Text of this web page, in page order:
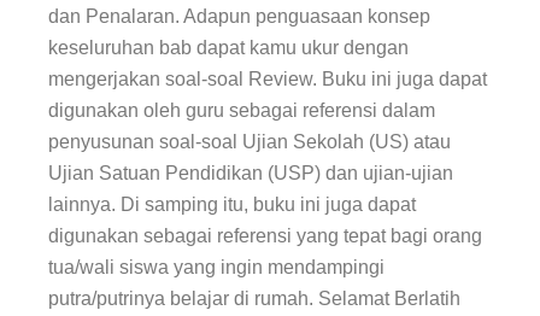
dan Penalaran. Adapun penguasaan konsep
keseluruhan bab dapat kamu ukur dengan
mengerjakan soal-soal Review. Buku ini juga dapat
digunakan oleh guru sebagai referensi dalam
penyusunan soal-soal Ujian Sekolah (US) atau
Ujian Satuan Pendidikan (USP) dan ujian-ujian
lainnya. Di samping itu, buku ini juga dapat
digunakan sebagai referensi yang tepat bagi orang
tua/wali siswa yang ingin mendampingi
putra/putrinya belajar di rumah. Selamat Berlatih